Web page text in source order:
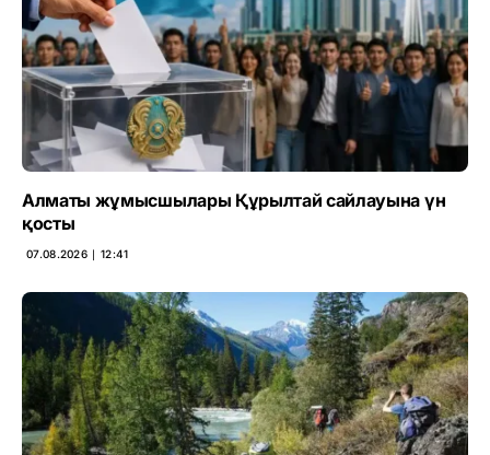
Алматы жұмысшылары Құрылтай сайлауына үн
қосты
07.08.2026 ∣ 12:41